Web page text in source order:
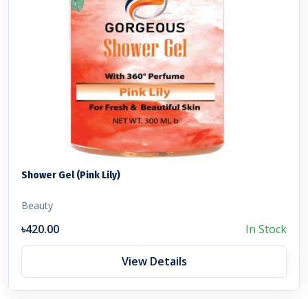
Shower Gel (Pink Lily)
Beauty
৳420.00 In Stock
View Details